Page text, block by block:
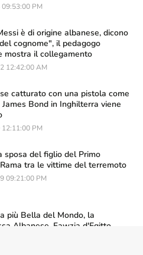
PM
è di origine albanese, dicono
cognome", il pedagogo
mostra il collegamento
12:42:00 AM
catturato con una pistola come
Bond in Inghilterra viene
PM
sposa del figlio del Primo
tra le vittime del terremoto
09:21:00 PM
più Bella del Mondo, la
Albanese, Fawzia d'Egitto